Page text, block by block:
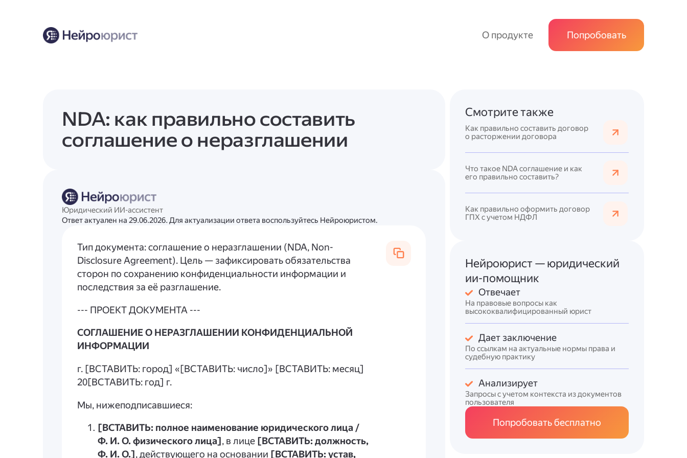
О продукте Попробовать
NDA: как правильно составить
соглашение о неразглашении
Юридический ИИ-ассистент
Ответ актуален на 29.06.2026. Для актуализации ответа воспользуйтесь Нейроюристом.
Тип документа: соглашение о неразглашении (NDA, Non-
Disclosure Agreement). Цель — зафиксировать обязательства
сторон по сохранению конфиденциальности информации и
последствия за её разглашение.
--- ПРОЕКТ ДОКУМЕНТА ---
СОГЛАШЕНИЕ О НЕРАЗГЛАШЕНИИ КОНФИДЕНЦИАЛЬНОЙ
ИНФОРМАЦИИ
г. [ВСТАВИТЬ: город] «[ВСТАВИТЬ: число]» [ВСТАВИТЬ: месяц]
20[ВСТАВИТЬ: год] г.
Мы, нижеподписавшиеся:
[ВСТАВИТЬ: полное наименование юридического лица /
Ф. И. О. физического лица] , в лице [ВСТАВИТЬ: должность,
Ф. И. О.] , действующего на основании [ВСТАВИТЬ: устав,
Смотрите также
Как правильно составить договор
о расторжении договора
Что такое NDA соглашение и как
его правильно составить?
Как правильно оформить договор
ГПХ с учетом НДФЛ
Нейроюрист — юридический
ии-помощник
Отвечает
На правовые вопросы как
высококвалифицированный юрист
Дает заключение
По ссылкам на актуальные нормы права и
судебную практику
Анализирует
Запросы с учетом контекста из документов
пользователя
Попробовать бесплатно